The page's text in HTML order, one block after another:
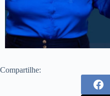
Compartilhe: